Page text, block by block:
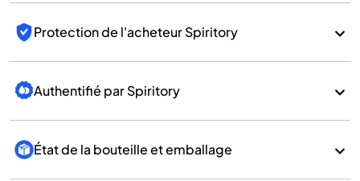
Protection de l'acheteur Spiritory
Authentifié par Spiritory
État de la bouteille et emballage